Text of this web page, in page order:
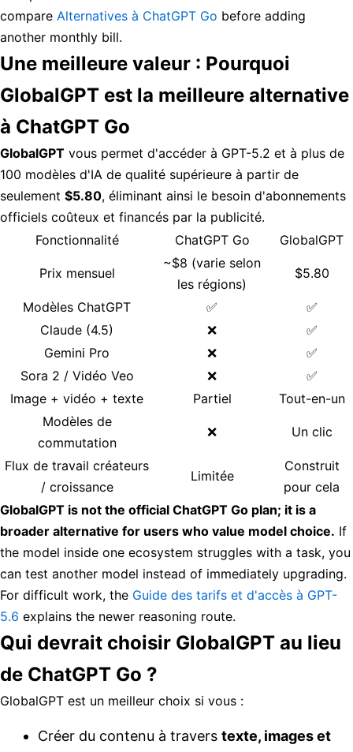
compare Alternatives à ChatGPT Go before adding
another monthly bill.
Une meilleure valeur : Pourquoi
GlobalGPT est la meilleure alternative
à ChatGPT Go
GlobalGPT vous permet d'accéder à GPT-5.2 et à plus de
100 modèles d'IA de qualité supérieure à partir de
seulement $5.80, éliminant ainsi le besoin d'abonnements
officiels coûteux et financés par la publicité.
Fonctionnalité
ChatGPT Go GlobalGPT
Prix mensuel
~$8 (varie selon
les régions)
$5.80
Modèles ChatGPT ✅
✅
Claude (4.5)
❌
✅
Gemini Pro
❌
✅
Sora 2 / Vidéo Veo
❌
✅
Image + vidéo + texte
Partiel
Tout-en-un
Modèles de
commutation
❌ Un clic
Flux de travail créateurs
/ croissance
Limitée
Construit
pour cela
GlobalGPT is not the official ChatGPT Go plan; it is a
broader alternative for users who value model choice. If
the model inside one ecosystem struggles with a task, you
can test another model instead of immediately upgrading.
For difficult work, the Guide des tarifs et d'accès à GPT-
5.6 explains the newer reasoning route.
Qui devrait choisir GlobalGPT au lieu
de ChatGPT Go ?
GlobalGPT est un meilleur choix si vous :
Créer du contenu à travers texte, images et